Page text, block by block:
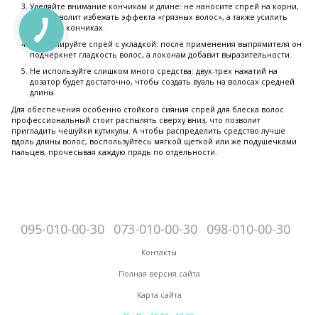
Уделяйте внимание кончикам и длине: не наносите спрей на корни,
что позволит избежать эффекта «грязных волос», а также усилить
блеск на кончиках.
Комбинируйте спрей с укладкой: после применения выпрямителя он
подчеркнет гладкость волос, а локонам добавит выразительности.
Не используйте слишком много средства: двух-трех нажатий на
дозатор будет достаточно, чтобы создать вуаль на волосах средней
длины.
Для обеспечения особенно стойкого сияния спрей для блеска волос
профессиональный стоит распылять сверху вниз, что позволит
пригладить чешуйки кутикулы. А чтобы распределить средство лучше
вдоль длины волос, воспользуйтесь мягкой щеткой или же подушечками
пальцев, прочесывая каждую прядь по отдельности.
095-010-00-30 073-010-00-30 098-010-00-30
Контакты
Полная версия сайта
Карта сайта